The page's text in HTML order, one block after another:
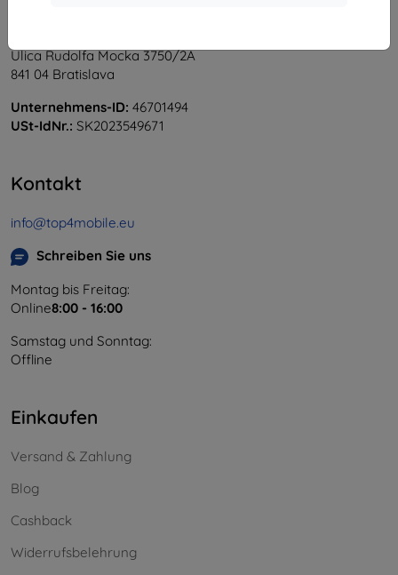
Ulica Rudolfa Mocka 3750/2A
841 04 Bratislava
Unternehmens-ID: 46701494
USt-IdNr.: SK2023549671
Kontakt
info@top4mobile.eu
Schreiben Sie uns
Montag bis Freitag:
Online8:00 - 16:00
Samstag und Sonntag:
Offline
Einkaufen
Versand & Zahlung
Blog
Cashback
Widerrufsbelehrung